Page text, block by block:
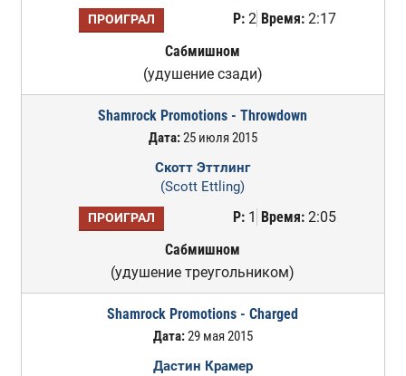
ПРОИГРАЛ Р:2 Время:2:17
Сабмишном
(удушение сзади)
Shamrock Promotions - Throwdown
Дата:25 июля 2015
Скотт Эттлинг
(Scott Ettling)
ПРОИГРАЛ Р:1 Время:2:05
Сабмишном
(удушение треугольником)
Shamrock Promotions - Charged
Дата:29 мая 2015
Дастин Крамер